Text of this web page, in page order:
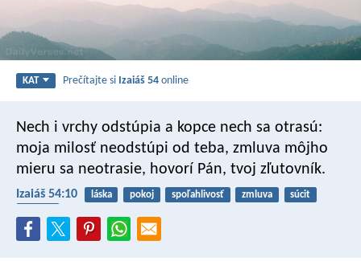
KAT Prečítajte si Izaiáš 54 online
Nech i vrchy odstúpia a kopce nech sa otrasú:
moja milosť neodstúpi od teba, zmluva môjho
mieru sa neotrasie, hovorí Pán, tvoj zľutovník.
Izaiáš 54:10 láska pokoj spoľahlivosť zmluva
súcit